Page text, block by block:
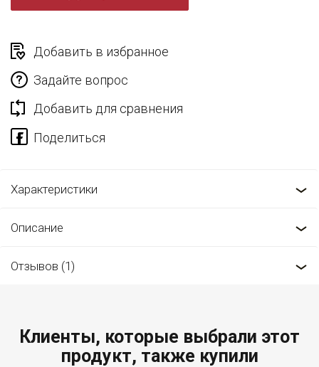
Добавить в избранное
Задайте вопрос
Добавить для сравнения
Характеристики
Описание
Отзывов (1)
Клиенты, которые выбрали этот
продукт, также купили